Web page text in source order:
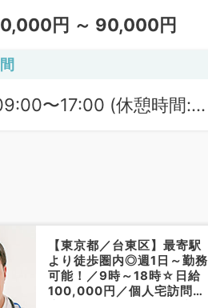
円 ～ 90,000円
〜17:00 (休憩時間:
【東京都／台東区】最寄駅
より徒歩圏内◎週1日～勤務
可能！／9時～18時☆日給
100,000円／個人宅訪問診